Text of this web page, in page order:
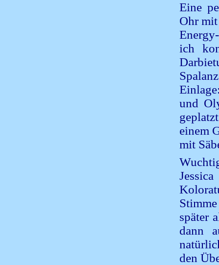
Eine
Ohr
ich
und
einem
mit
später
dann
den